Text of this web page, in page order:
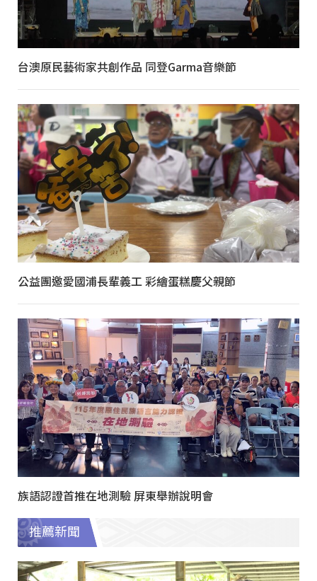
台澳原民藝術家共創作品 同登Garma音樂節
公益團邀愛國浦長輩義工 彩繪蛋糕慶父親節
族語認證首推在地測驗 屏東舉辦說明會
推薦新聞